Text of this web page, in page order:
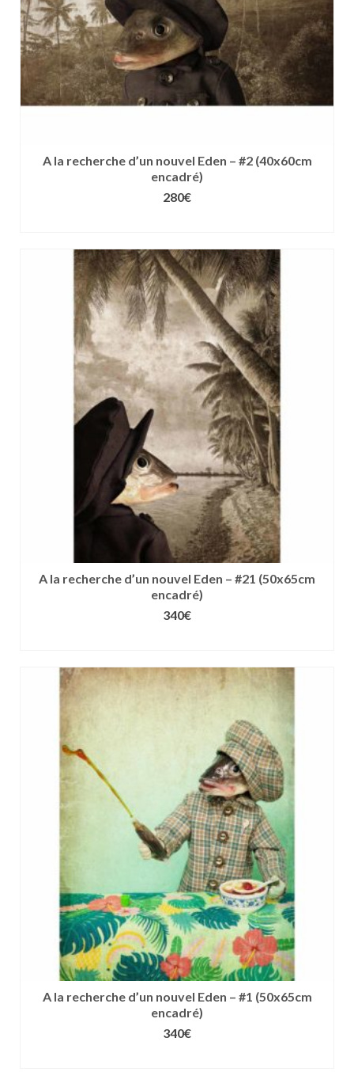
page
du
produit
A la recherche d’un nouvel Eden – #2 (40x60cm
encadré)
280€
produit
a
plusieurs
variations.
options
peuvent
être
choisies
sur
la
page
produit
A la recherche d’un nouvel Eden – #21 (50x65cm
encadré)
340€
produit
peuvent
choisies
sur
la
page
du
produit
A la recherche d’un nouvel Eden – #1 (50x65cm
encadré)
340€